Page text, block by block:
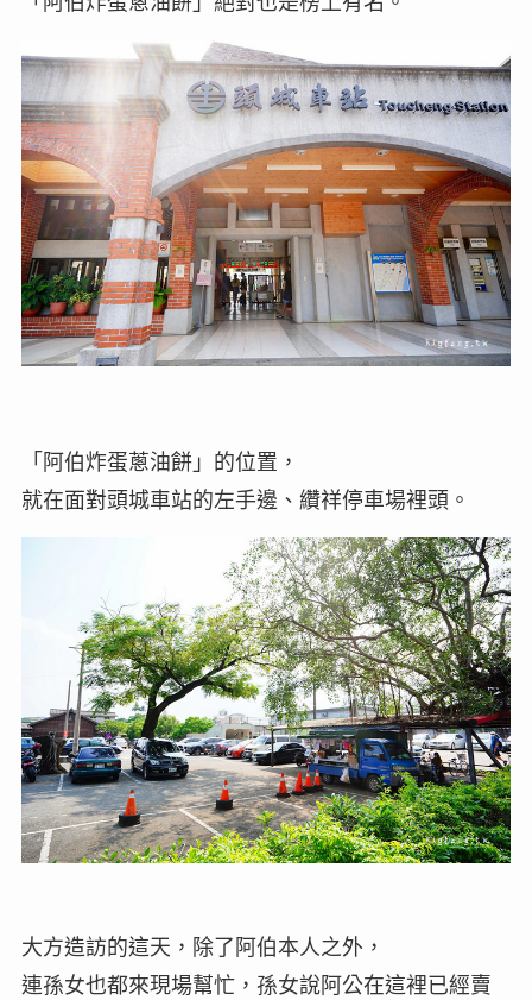
「阿伯炸蛋蔥油餅」的位置，
就在面對頭城車站的左手邊、纘祥停車場裡頭。
大方造訪的這天，除了阿伯本人之外，
連孫女也都來現場幫忙，孫女說阿公在這裡已經賣